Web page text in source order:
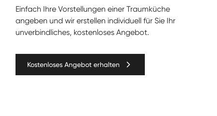
Ein­fach Ihre Vorstel­lun­gen ein­er Traumküche
angeben und wir erstellen individuell für Sie Ihr
unverbindliches, kostenloses Angebot.
Kostenloses Angebot erhalten